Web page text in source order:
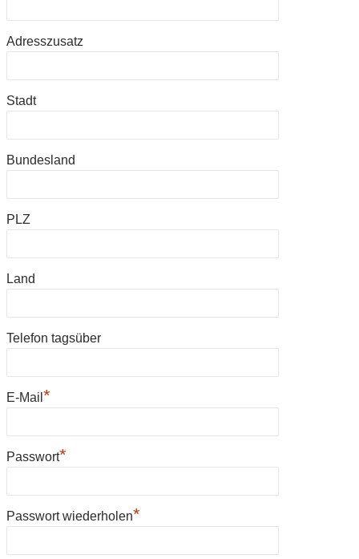
Adresszusatz
Stadt
Bundesland
PLZ
Land
Telefon tagsüber
E-Mail *
Passwort*
Passwort wiederholen*